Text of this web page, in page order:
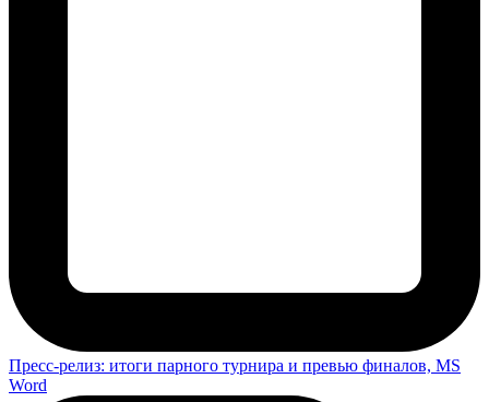
Пресс-релиз: итоги парного турнира и превью финалов, MS
Word